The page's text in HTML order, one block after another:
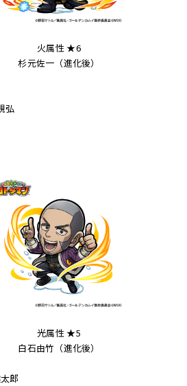
火属性 ★6
杉元佐一（進化後）
弘
光属性 ★5
白石由竹（進化後）
郎